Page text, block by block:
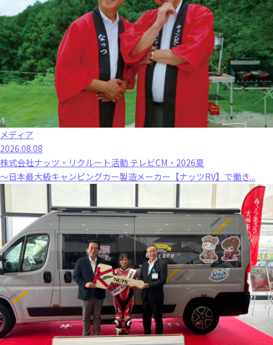
メディア
2026.08.08
株式会社ナッツ・リクルート活動 テレビCM・2026夏
～日本最大級キャンピングカー製造メーカー【ナッツRV】で働き...